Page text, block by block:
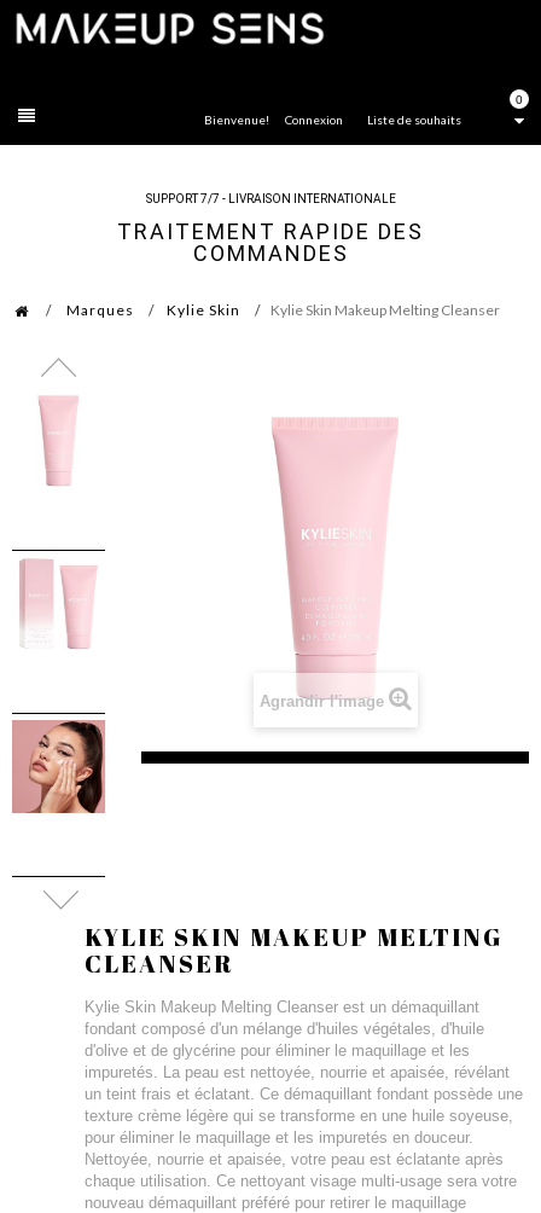
0
Liste de souhaits
Bienvenue! Connexion
SUPPORT 7/7 - LIVRAISON INTERNATIONALE
TRAITEMENT RAPIDE DES
COMMANDES
Marques Kylie Skin Kylie Skin Makeup Melting Cleanser
Agrandir l'image
KYLIE SKIN MAKEUP MELTING
CLEANSER
Kylie Skin Makeup Melting Cleanser est un démaquillant
fondant composé d'un mélange d'huiles végétales, d'huile
d'olive et de glycérine pour éliminer le maquillage et les
impuretés. La peau est nettoyée, nourrie et apaisée, révélant
un teint frais et éclatant. Ce démaquillant fondant possède une
texture crème légère qui se transforme en une huile soyeuse,
pour éliminer le maquillage et les impuretés en douceur.
Nettoyée, nourrie et apaisée, votre peau est éclatante après
chaque utilisation. Ce nettoyant visage multi-usage sera votre
nouveau démaquillant préféré pour retirer le maquillage